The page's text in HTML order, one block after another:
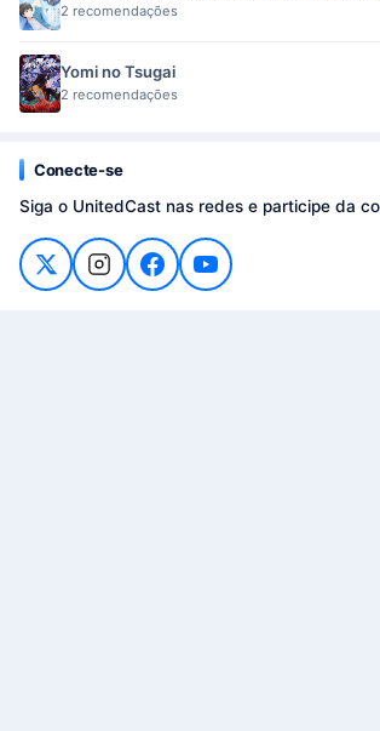
2 recomendações
Yomi no Tsugai
2 recomendações
Conecte-se
Siga o UnitedCast nas redes e participe da